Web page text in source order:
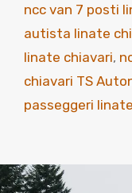
ncc van 7 posti
autista linate
linate chiavari,
chiavari TS
passeggeri